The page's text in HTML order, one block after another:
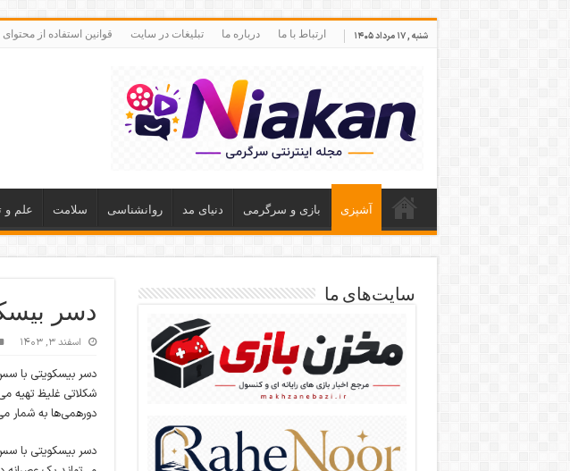
شنبه , ۱۷ مرداد ۱۴۰۵ ارتباط با ما درباره ما تبلیغات در سایت قوانین استفاده از
آشپزی بازی و سرگرمی دنیای مد روانشناسی سلامت علم و
دسر
اسفند ۳, ۱۴۰۳
دسر بیسکویتی با
شکلاتی غلیظ تهیه
دورهمی‌ها به شمار
دسر بیسکویتی با
سایت‌های ما